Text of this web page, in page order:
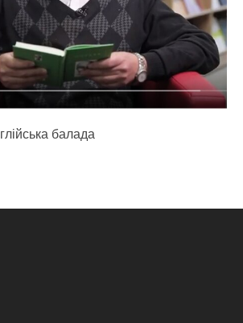
балада